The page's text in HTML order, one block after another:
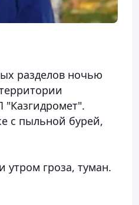
разделов ночью
"Казгидромет".
с пыльной бурей,
утром гроза, туман.